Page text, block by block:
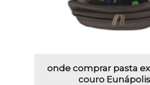
onde comprar pasta
couro Eunápolis